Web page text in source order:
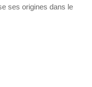
ses origines dans le